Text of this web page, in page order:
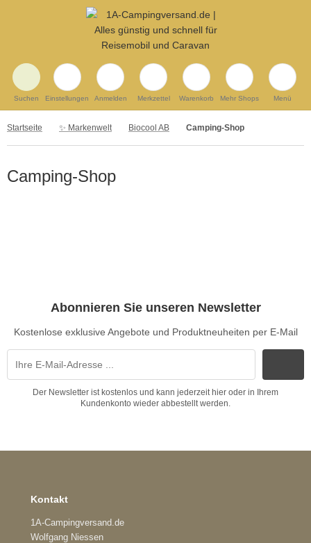
Suchen Einstellungen Anmelden Merkzettel Warenkorb Mehr Shops Menü
Startseite ✨ Markenwelt Biocool AB Camping-Shop
Camping-Shop
Abonnieren Sie unseren Newsletter
Kostenlose exklusive Angebote und Produktneuheiten per E-Mail
Der Newsletter ist kostenlos und kann jederzeit hier oder in Ihrem
Kundenkonto wieder abbestellt werden.
Kontakt
1A-Campingversand.de
Wolfgang Niessen